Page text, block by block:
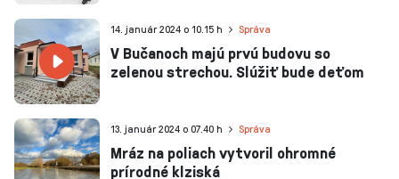
V Bučanoch majú prvú budovu so
zelenou strechou. Slúžiť bude deťom
14. január 2024 o 10.15 h Správa
Mráz na poliach vytvoril ohromné
prírodné klziská
13. január 2024 o 07.40 h Správa